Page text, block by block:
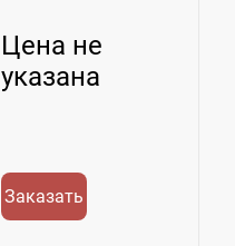
Цена не
указана
Заказать